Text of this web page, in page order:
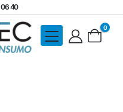
40
0